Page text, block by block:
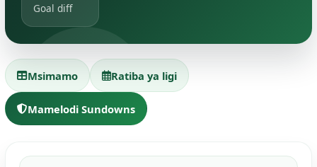
Goal diff
Msimamo Ratiba ya ligi
Mamelodi Sundowns